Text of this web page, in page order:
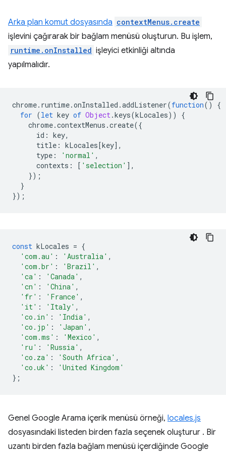
Arka plan komut dosyasında contextMenus.create
işlevini çağırarak bir bağlam menüsü oluşturun. Bu işlem,
runtime.onInstalled işleyici etkinliği altında
yapılmalıdır.
chrome. runtime.onInstalled .addListener(function()
{
for (let key of Object.keys(kLocales))
{
chrome.contextMenus .create({
id : key,
title : kLocales [key],
type : 'normal' ,
contexts : [ 'selection' ],
});
}
});
const kLocales = {
'com.au' : 'Australia' ,
'com.br' : 'Brazil' ,
'ca' : 'Canada' ,
'cn' : 'China' ,
'fr' : 'France' ,
'it' : 'Italy' ,
'co.in' : 'India' ,
'co.jp' : 'Japan' ,
'com.ms' : 'Mexico' ,
'ru' : 'Russia' ,
'co.za' : 'South Africa' ,
'co.uk' :
'United Kingdom'
};
Genel Google Arama içerik menüsü örneği, locales.js
dosyasındaki listeden birden fazla seçenek oluşturur . Bir
uzantı birden fazla bağlam menüsü içerdiğinde Google